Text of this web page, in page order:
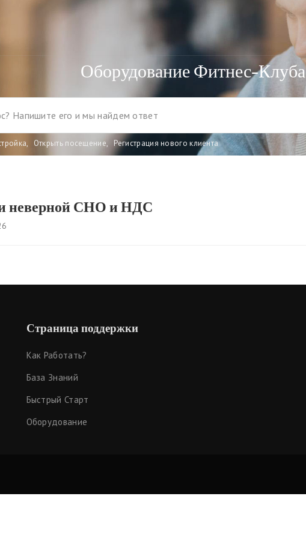
Оборудование Фитнес-Клуба
, Открыть посещение, Регистрация нового клиента
неверной СНО и НДС
Страница поддержки
Как Работать?
База Знаний
Быстрый Старт
Оборудование